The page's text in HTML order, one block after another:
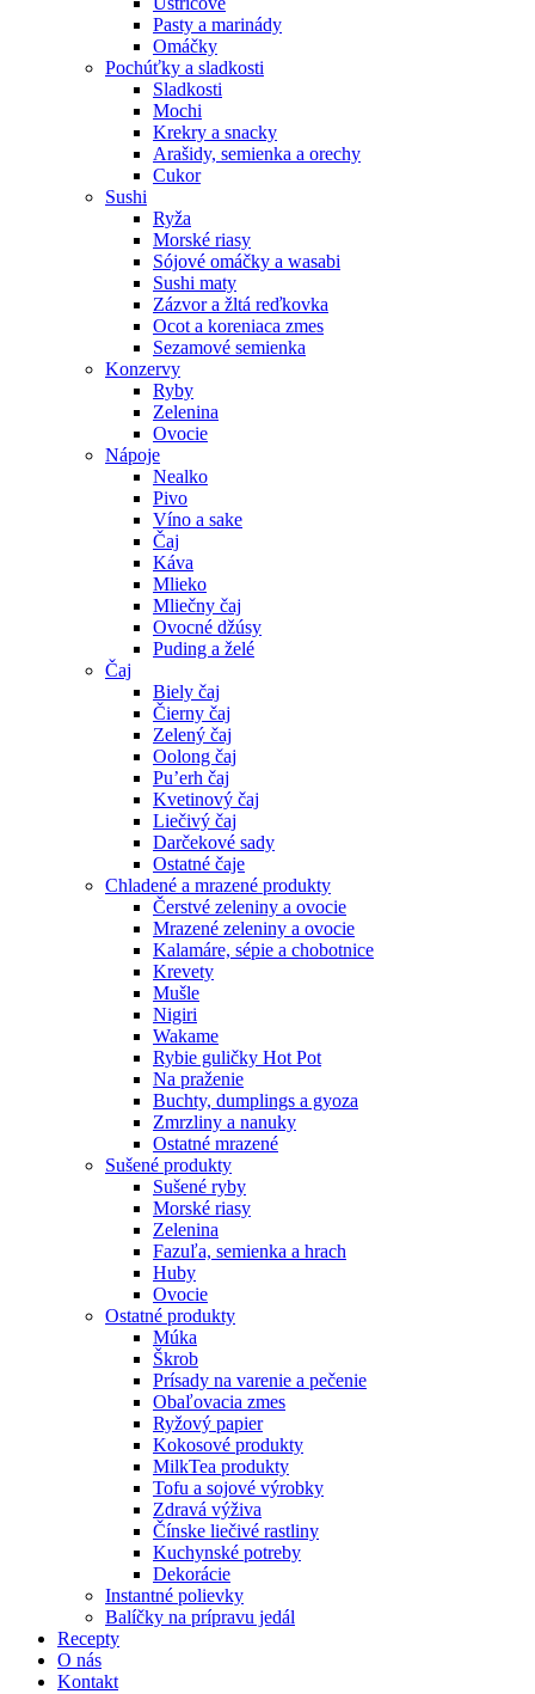
Pasty a marinády
Omáčky
Pochúťky a sladkosti
Sladkosti
Mochi
Krekry a snacky
Arašidy, semienka a orechy
Cukor
Sushi
Ryža
Morské riasy
Sójové omáčky a wasabi
Sushi maty
Zázvor a žltá reďkovka
Ocot a koreniaca zmes
Sezamové semienka
Konzervy
Ryby
Zelenina
Ovocie
Nápoje
Nealko
Pivo
Víno a sake
Čaj
Káva
Mlieko
Mliečny čaj
Ovocné džúsy
Puding a želé
Čaj
Biely čaj
Čierny čaj
Zelený čaj
Oolong čaj
Pu’erh čaj
Kvetinový čaj
Liečivý čaj
Darčekové sady
Ostatné čaje
Chladené a mrazené produkty
Čerstvé zeleniny a ovocie
Mrazené zeleniny a ovocie
Kalamáre, sépie a chobotnice
Krevety
Mušle
Nigiri
Wakame
Rybie guličky Hot Pot
Na praženie
Buchty, dumplings a gyoza
Zmrzliny a nanuky
Ostatné mrazené
Sušené produkty
Sušené ryby
Morské riasy
Zelenina
Fazuľa, semienka a hrach
Huby
Ovocie
Ostatné produkty
Múka
Škrob
Prísady na varenie a pečenie
Obaľovacia zmes
Ryžový papier
Kokosové produkty
MilkTea produkty
Tofu a sojové výrobky
Zdravá výživa
Čínske liečivé rastliny
Kuchynské potreby
Dekorácie
Instantné polievky
Balíčky na prípravu jedál
Recepty
O nás
Kontakt